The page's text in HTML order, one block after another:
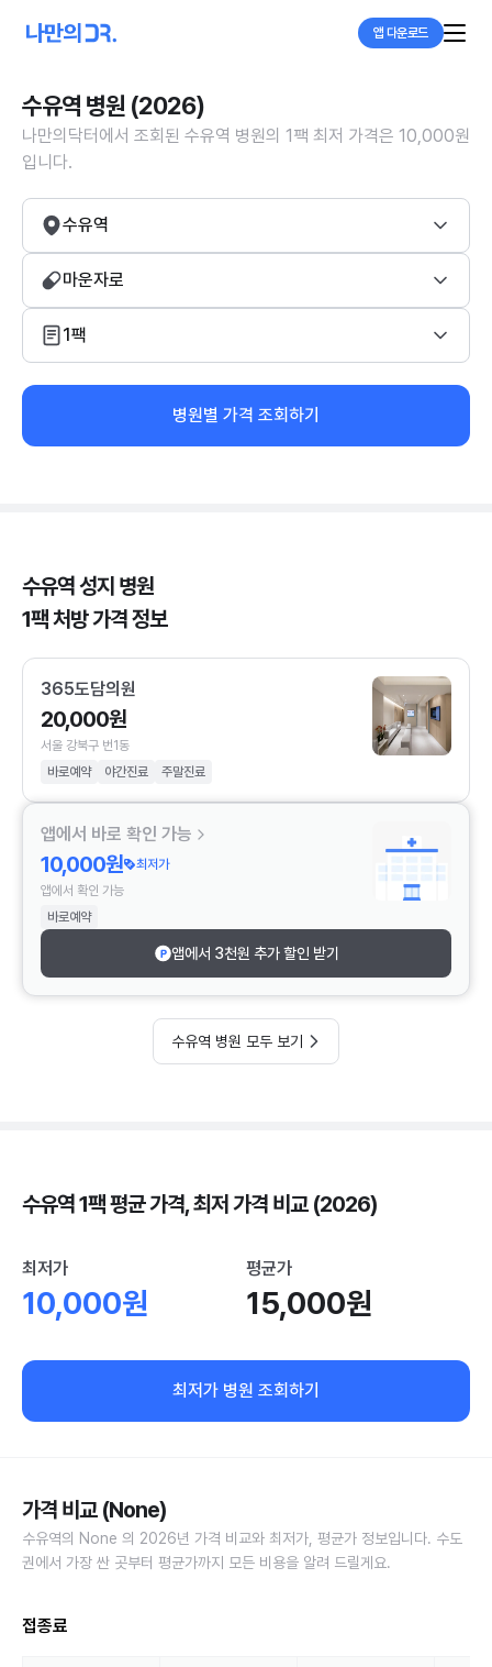
앱 다운로드
수유역 병원 (2026)
나만의닥터에서 조회된 수유역 병원의 1팩 최저 가격은 10,000원
입니다.
수유역
마운자로
1팩
병원별 가격 조회하기
수유역 성지 병원
1팩 처방 가격 정보
365도담의원
20,000원
서울 강북구 번1동
바로예약
야간진료 주말진료
앱에서 바로 확인 가능
10,000원
최저가
앱에서 확인 가능
바로예약
앱에서 3천원 추가 할인 받기
수유역 병원 모두 보기
수유역 1팩 평균 가격, 최저 가격 비교 (2026)
최저가
10,000원
평균가
15,000원
최저가 병원 조회하기
가격 비교 (None)
수유역의 None 의 2026년 가격 비교와 최저가, 평균가 정보입니다. 수도
권에서 가장 싼 곳부터 평균가까지 모든 비용을 알려 드릴게요.
접종료